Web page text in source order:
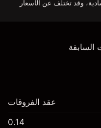
وقد تختلف عن الأسعار
السابقة
عقد الفروقات
0.14